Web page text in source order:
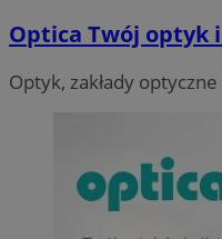
Optica Twój optyk
Optyk, zakłady optyczne